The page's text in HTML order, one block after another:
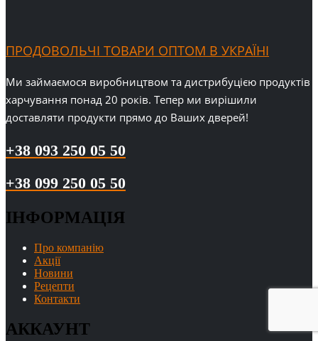
ПРОДОВОЛЬЧІ ТОВАРИ ОПТОМ В УКРАЇНІ
Ми займаємося виробництвом та дистрибуцією продуктів
харчування понад 20 років. Тепер ми вирішили
доставляти продукти прямо до Ваших дверей!
+38 093 250 05 50
+38 099 250 05 50
ІНФОРМАЦІЯ
Про компанію
Акції
Новини
Рецепти
Контакти
АККАУНТ